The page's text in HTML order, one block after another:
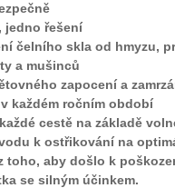
jedno řešení
čelního skla od hmyzu,
a mušinců
zapocení a
každém ročním období
cestě na základě
k ostřikování na
toho, aby došlo k
se silným účinkem.